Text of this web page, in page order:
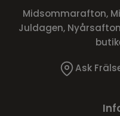
Midsommarafton,
Juldagen,
Ask